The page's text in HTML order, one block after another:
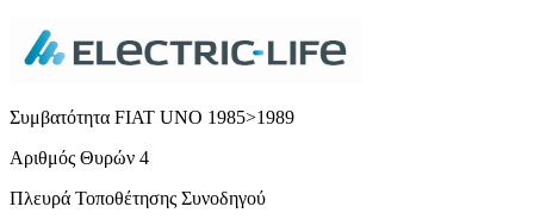
Συμβατότητα FIAT UNO 1985>1989
Αριθμός Θυρών 4
Πλευρά Τοποθέτησης Συνοδηγού